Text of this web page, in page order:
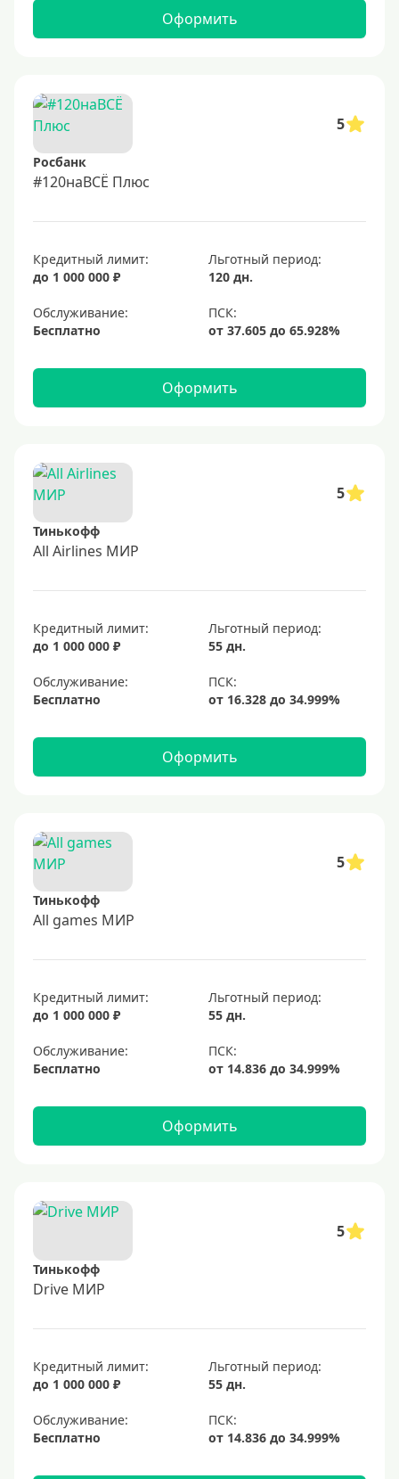
Оформить
5
Росбанк
#120наВСЁ Плюс
Кредитный лимит:
до 1 000 000 ₽
Льготный период:
120 дн.
Обслуживание:
Бесплатно
Оформить
5
Тинькофф
All Airlines МИР
Кредитный лимит:
до 1 000 000 ₽
Льготный период:
55 дн.
Обслуживание:
Бесплатно
Оформить
5
Тинькофф
All games МИР
Кредитный лимит:
до 1 000 000 ₽
Льготный период:
55 дн.
Обслуживание:
Бесплатно
Оформить
5
Тинькофф
Drive МИР
Кредитный лимит:
до 1 000 000 ₽
Льготный период:
55 дн.
Обслуживание:
Бесплатно